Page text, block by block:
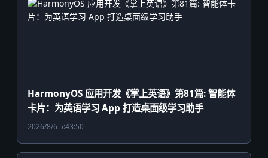
HarmonyOS 应用开发《掌上英语》第81篇: 智能体
卡片：为英语学习 App 打造桌面级学习助手
2026/8/6 5:43:50